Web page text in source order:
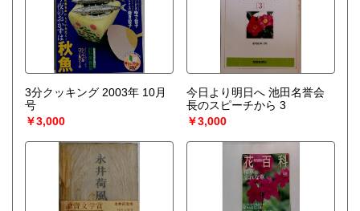
3分クッキング 2003年 10月
号
￥3,000
今日より明日へ 池田名誉会
長のスピーチから 3
￥3,000